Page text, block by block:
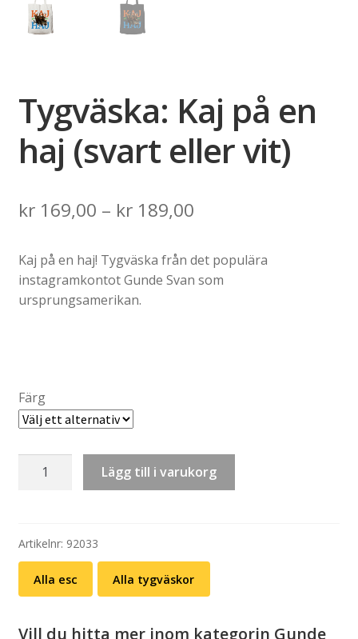
Tygväska: Kaj på en
haj (svart eller vit)
kr169,00 – kr189,00Price
kr 169,00
Kaj på en haj! Tygväska från det populära
instagramkontot Gunde Svan som
ursprungsamerikan.
Färg
Tygväska:
haj
(svart
eller
Lägg till i varukorg
Artikelnr: 92033
Alla esc Alla tygväskor
Vill du hitta mer inom kategorin Gunde